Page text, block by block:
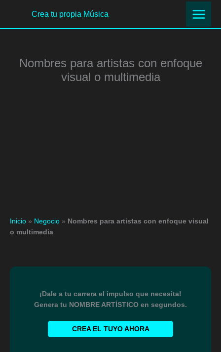
contenido
Crea tu propia Música
Nombres para artistas con enfoque
visual o multimedia
Inicio » Negocio » Nombres para artistas con enfoque visual
o multimedia
¡Dale a tu carrera el impulso que necesita!
Genera tu NOMBRE ARTÍSTICO en segundos.
CREA EL TUYO AHORA